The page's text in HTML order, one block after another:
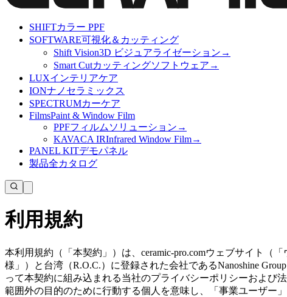
SHIFTカラー PPF
SOFTWARE可視化＆カッティング
Shift Vision3D ビジュアライゼーション →
Smart Cutカッティングソフトウェア →
LUXインテリアケア
IONナノセラミックス
SPECTRUMカーケア
FilmsPaint & Window Film
PPFフィルムソリューション →
KAVACA IRInfrared Window Film→
PANEL KITデモパネル
製品全カタログ
利用規約
本利用規約（「本契約」）は、ceramic-pro.comウェブサイト（
様」）と台湾（R.O.C.）に登録された会社であるNanoshine
って本契約に組み込まれる当社のプライバシーポリシーおよび
範囲外の目的のために行動する個人を意味し、「事業ユーザー